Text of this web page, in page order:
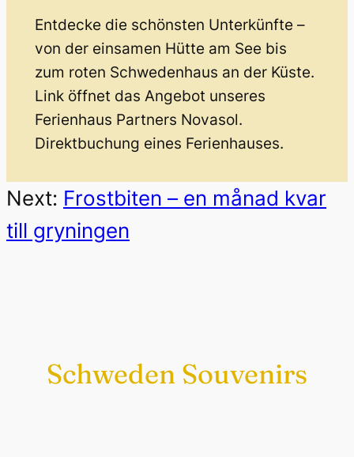
Entdecke die schönsten Unterkünfte –
von der einsamen Hütte am See bis
zum roten Schwedenhaus an der Küste.
Link öffnet das Angebot unseres
Ferienhaus Partners Novasol.
Direktbuchung eines Ferienhauses.
Next: Frostbiten – en månad kvar
till gryningen
Schweden Souvenirs